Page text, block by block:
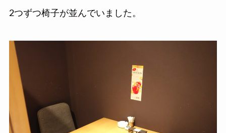
2つずつ椅子が並んでいました。